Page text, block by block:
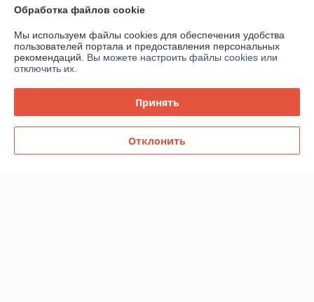
Показать все отзывы
О нас
Контакты
Доставка и оплата
График работы
Обработка файлов cookie
Мы используем файлы cookies для обеспечения удобства
пользователей портала и предоставления персональных
рекомендаций. Вы можете настроить файлы cookies или
отключить их.
Принять
Отклонить